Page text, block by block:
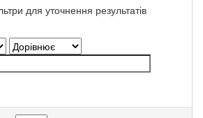
для уточнення результатів